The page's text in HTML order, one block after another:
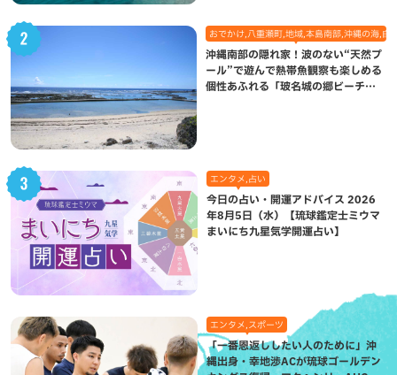
おでかけ,八重瀬町,地域,本島南部,沖縄の海,自
沖縄南部の隠れ家！波のない“天然プ
ール”で遊んで熱帯魚観察も楽しめる
個性あふれる「玻名城の郷ビーチ」
エンタメ,占い
今日の占い・開運アドバイス 2026
年8月5日（水）【琉球鑑定士ミウマ
まいにち九星気学開運占い】
エンタメ,スポーツ
「一番恩返ししたい人のために」沖
縄出身・幸地渉ACが琉球ゴールデン